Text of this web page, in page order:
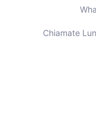
Chiamate